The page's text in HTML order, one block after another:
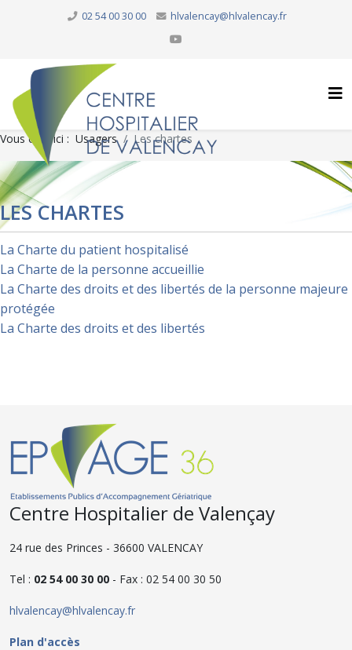
02 54 00 30 00 hlvalencay@hlvalencay.fr
Vous êtes ici : Usagers Les chartes
LES CHARTES
La Charte du patient hospitalisé
La Charte de la personne accueillie
La Charte des droits et des libertés de la personne majeure
protégée
La Charte des droits et des libertés
Centre Hospitalier de Valençay
24 rue des Princes - 36600 VALENCAY
Tel : 02 54 00 30 00 - Fax : 02 54 00 30 50
hlvalencay@hlvalencay.fr
Plan d'accès